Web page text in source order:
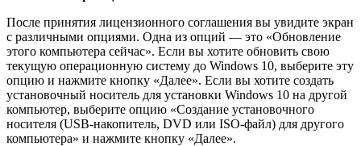
После принятия лицензионного соглашения вы увидите экран
с различными опциями. Одна из опций — это «Обновление
этого компьютера сейчас». Если вы хотите обновить свою
текущую операционную систему до Windows 10, выберите эту
опцию и нажмите кнопку «Далее». Если вы хотите создать
установочный носитель для установки Windows 10 на другой
компьютер, выберите опцию «Создание установочного
носителя (USB-накопитель, DVD или ISO-файл) для другого
компьютера» и нажмите кнопку «Далее».